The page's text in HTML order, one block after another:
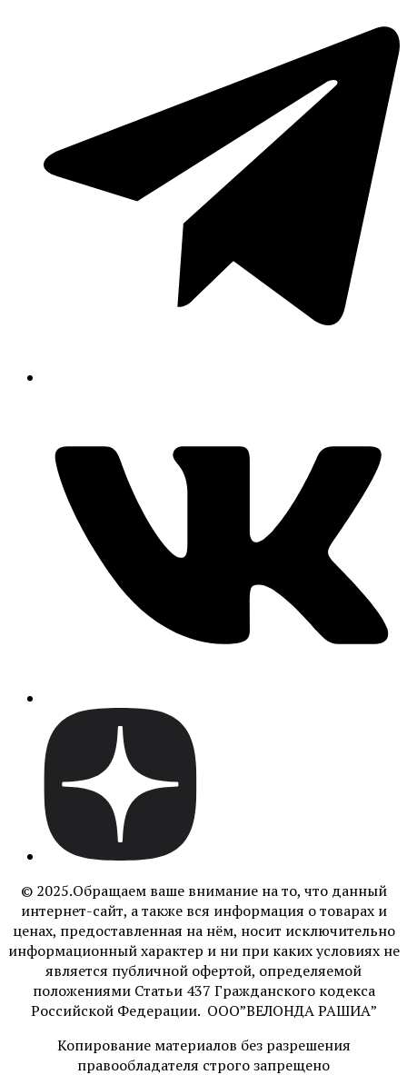
© 2025.Обращаем ваше внимание на то, что данный
интернет-сайт, а также вся информация о товарах и
ценах, предоставленная на нём, носит исключительно
информационный характер и ни при каких условиях не
является публичной офертой, определяемой
положениями Статьи 437 Гражданского кодекса
Российской Федерации. ООО”ВЕЛОНДА РАШИА”
Копирование материалов без разрешения
правообладателя строго запрещено